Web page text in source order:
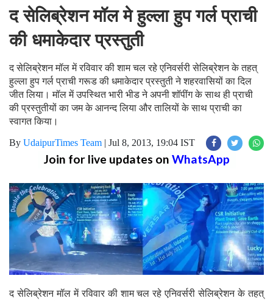
द सेलिब्रेशन मॉल मे हुल्ला हुप गर्ल प्राची
की धमाकेदार प्रस्तुती
द सेलिब्रेशन मॉल में रविवार की शाम चल रहे एनिवर्सरी सेलिब्रेशन के तहत्
हुल्ला हुप गर्ल प्राची गरूड की धमाकेदार प्रस्तुती ने शहरवासियों का दिल
जीत लिया। मॉल में उपस्थित भारी भीड ने अपनी शॉपींग के साथ ही प्राची
की प्रस्तुतीयों का जम के आनन्द लिया और तालियों के साथ प्राची का
स्वागत किया।
By UdaipurTimes Team | Jul 8, 2013, 19:04 IST
Join for live updates on WhatsApp
द सेलिब्रेशन मॉल में रविवार की शाम चल रहे एनिवर्सरी सेलिब्रेशन के तहत्